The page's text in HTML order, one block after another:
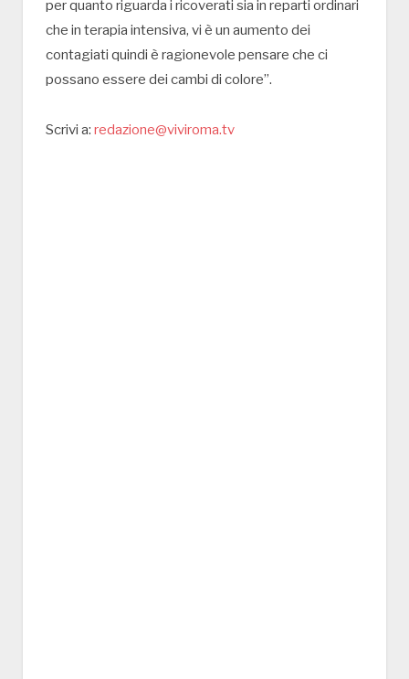
per quanto riguarda i ricoverati sia in reparti ordinari
che in terapia intensiva, vi è un aumento dei
contagiati quindi è ragionevole pensare che ci
possano essere dei cambi di colore”.
Scrivi a: redazione@viviroma.tv